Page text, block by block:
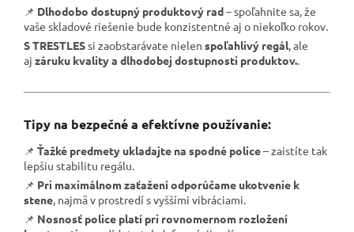
📌 Dlhodobo dostupný produktový rad– spoľahnite sa, že
vaše skladové riešenie bude konzistentné aj o niekoľko rokov.
S TRESTLESsi zaobstarávate nielen spoľahlivý regál , ale
aj záruku kvality a dlhodobej dostupnosti produktov.
Tipy na bezpečné a efektívne používanie:
📌 Ťažké predmety ukladajte na spodné police– zaistíte tak
lepšiu stabilitu regálu.
📌 Pri maximálnom zaťažení odporúčame ukotvenie k
stene , najmä v prostredí s vyššími vibráciami.
📌 Nosnosť police platí pri rovnomernom rozložení